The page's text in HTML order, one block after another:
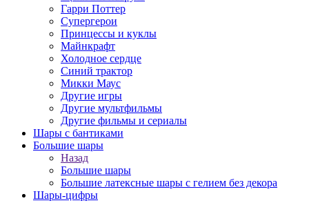
Гарри Поттер
Супергерои
Принцессы и куклы
Майнкрафт
Холодное сердце
Синий трактор
Микки Маус
Другие игры
Другие мультфильмы
Другие фильмы и сериалы
Шары с бантиками
Большие шары
Назад
Большие шары
Большие латексные шары с гелием без декора
Шары-цифры